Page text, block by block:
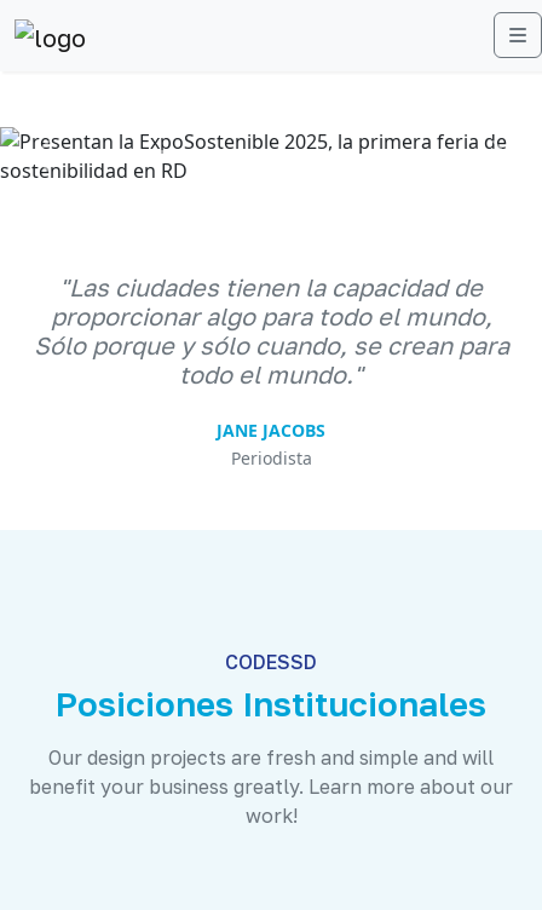
Anterior
"Las ciudades tienen la capacidad de
proporcionar algo para todo el mundo,
Sólo porque y sólo cuando, se crean para
todo el mundo."
JANE JACOBS
Periodista
CODESSD
Posiciones Institucionales
Our design projects are fresh and simple and will
benefit your business greatly. Learn more about our
work!